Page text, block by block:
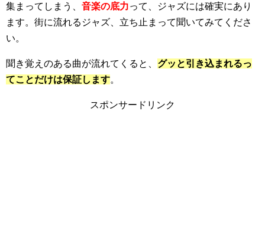
集まってしまう、 音楽の底力って、ジャズには確実にあり
ます。街に流れるジャズ、立ち止まって聞いてみてくださ
い。
聞き覚えのある曲が流れてくると、 グッと引き込まれるっ
てことだけは保証します。
スポンサードリンク